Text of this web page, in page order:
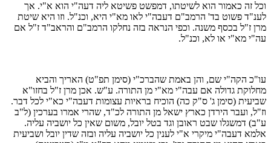
וכל זה כאמור הוא לשיטתו, דמפשט פשיטא ליה דעה"י הוא א"י. אך
לענ"ד פשוט בד' הרמב"ם דעבה"י לאו מא"י היא, וכנ"ל. וזו היא שיטת
מרן ז"ל בכסף משנה. וכפי הנראה בזה נחלקו הרמב"ם והראב"ד ז"ל אם
עה"י מא"י או לא, וכנ"ל.
עו"כ הקה"י שם, והן באמת שהברכ"י (סימן תפ"ט) האריך והביא
מחלוקת גדולה אם עבה"י מא"י מן התורה. ע"ש. אכן מרן ז"ל בחזו"א
שביעית (סימן ג' ס"ק כה) הוכיח בראיות עצומות דעבה"י כא"י לכל דבר.
וז"ל, ועבר הירדן כארץ ישאל מן התורה לכ"ד, שהרי אמרו בערכין (ל"ב
ע"ב) דמשגלו שבט ראובן וגד בטל יובל, משום שאין כל יושביה עליה.
אלמא דעבה"י מיקרי א"י לענין כל יושביה עליה ובזה שדין יובל ושביעית